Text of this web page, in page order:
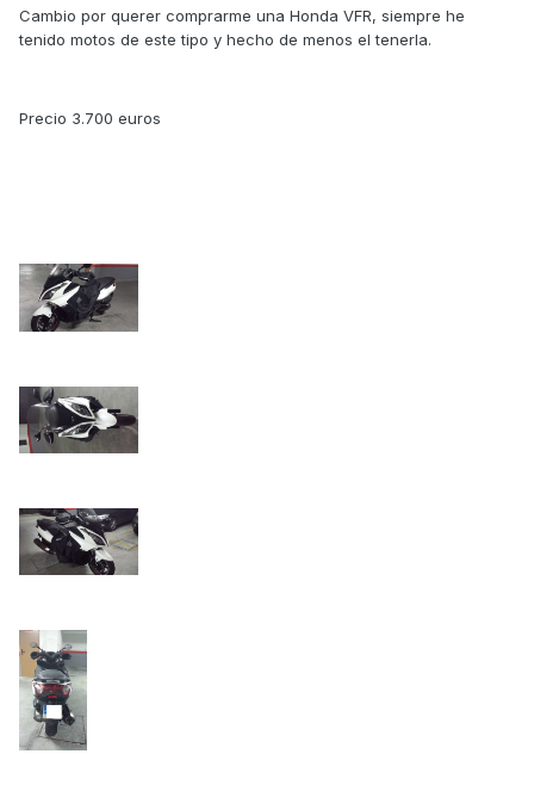
Cambio por querer comprarme una Honda VFR, siempre he
tenido motos de este tipo y hecho de menos el tenerla.
Precio 3.700 euros